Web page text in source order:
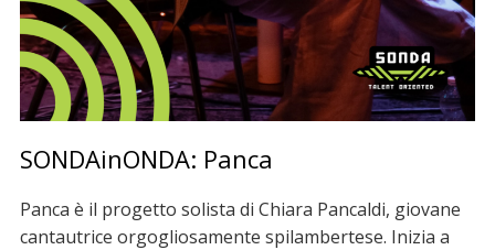
SONDAinONDA: Panca
Panca è il progetto solista di Chiara Pancaldi, giovane
cantautrice orgogliosamente spilambertese. Inizia a